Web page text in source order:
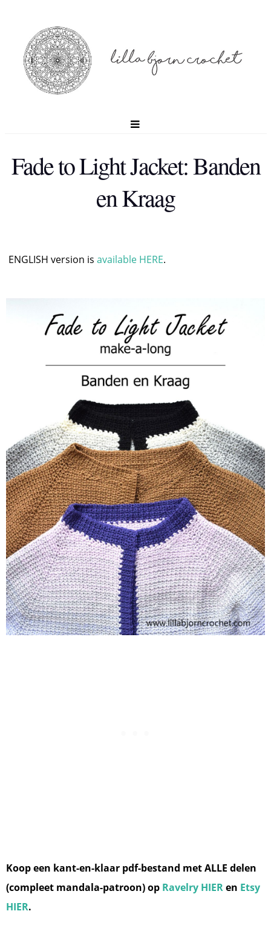
Fade to Light Jacket: Banden
en Kraag
ENGLISH version is available HERE.
Koop een kant-en-klaar pdf-bestand met ALLE delen
(compleet mandala-patroon) op Ravelry HIERen Etsy
HIER.